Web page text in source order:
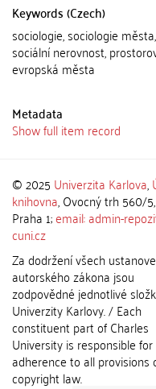
Keywords (Czech)
sociologie, sociologie
sociální nerovnost,
evropská města
Metadata
Show full item record
© 2025 Univerzita Karlova,
knihovna, Ovocný trh 560/
Praha 1;email: admin-
cuni.cz
Za dodržení všech
autorského zákona jsou
zodpovědné jednotlivé
Univerzity Karlovy. / Each
constituent part of Charles
University is responsible for
adherence to all provisions
copyright law.